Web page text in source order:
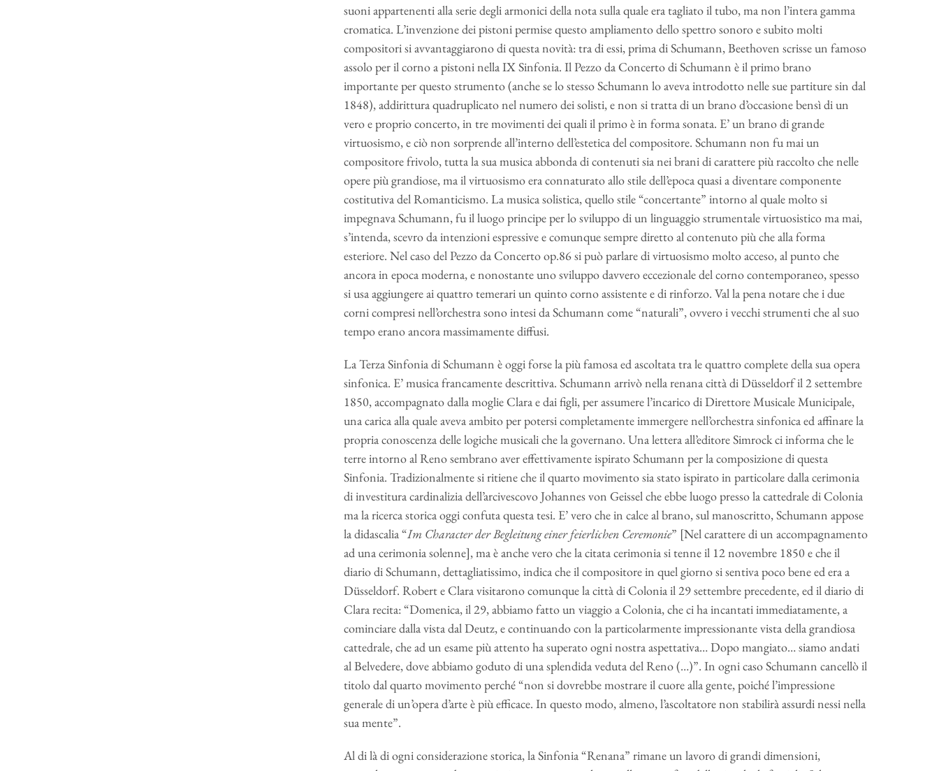
suoni appartenenti alla serie degli armonici della nota sulla quale era tagliato il tubo, ma non l’intera gamma
cromatica. L’invenzione dei pistoni permise questo ampliamento dello spettro sonoro e subito molti
compositori si avvantaggiarono di questa novità: tra di essi, prima di Schumann, Beethoven scrisse un famoso
assolo per il corno a pistoni nella IX Sinfonia. Il Pezzo da Concerto di Schumann è il primo brano
importante per questo strumento (anche se lo stesso Schumann lo aveva introdotto nelle sue partiture sin dal
1848), addirittura quadruplicato nel numero dei solisti, e non si tratta di un brano d’occasione bensì di un
vero e proprio concerto, in tre movimenti dei quali il primo è in forma sonata. E’ un brano di grande
virtuosismo, e ciò non sorprende all’interno dell’estetica del compositore. Schumann non fu mai un
compositore frivolo, tutta la sua musica abbonda di contenuti sia nei brani di carattere più raccolto che nelle
opere più grandiose, ma il virtuosismo era connaturato allo stile dell’epoca quasi a diventare componente
costitutiva del Romanticismo. La musica solistica, quello stile “concertante” intorno al quale molto si
impegnava Schumann, fu il luogo principe per lo sviluppo di un linguaggio strumentale virtuosistico ma mai,
s’intenda, scevro da intenzioni espressive e comunque sempre diretto al contenuto più che alla forma
esteriore. Nel caso del Pezzo da Concerto op.86 si può parlare di virtuosismo molto acceso, al punto che
ancora in epoca moderna, e nonostante uno sviluppo davvero eccezionale del corno contemporaneo, spesso
si usa aggiungere ai quattro temerari un quinto corno assistente e di rinforzo. Val la pena notare che i due
corni compresi nell’orchestra sono intesi da Schumann come “naturali”, ovvero i vecchi strumenti che al suo
tempo erano ancora massimamente diffusi.
La Terza Sinfonia di Schumann è oggi forse la più famosa ed ascoltata tra le quattro complete della sua opera
sinfonica. E’ musica francamente descrittiva. Schumann arrivò nella renana città di Düsseldorf il 2 settembre
1850, accompagnato dalla moglie Clara e dai figli, per assumere l’incarico di Direttore Musicale Municipale,
una carica alla quale aveva ambito per potersi completamente immergere nell’orchestra sinfonica ed affinare la
propria conoscenza delle logiche musicali che la governano. Una lettera all’editore Simrock ci informa che le
terre intorno al Reno sembrano aver effettivamente ispirato Schumann per la composizione di questa
Sinfonia. Tradizionalmente si ritiene che il quarto movimento sia stato ispirato in particolare dalla cerimonia
di investitura cardinalizia dell’arcivescovo Johannes von Geissel che ebbe luogo presso la cattedrale di Colonia
ma la ricerca storica oggi confuta questa tesi. E’ vero che in calce al brano, sul manoscritto, Schumann appose
la didascalia “Im Character der Begleitung einer feierlichen Ceremonie” [Nel carattere di un accompagnamento
ad una cerimonia solenne], ma è anche vero che la citata cerimonia si tenne il 12 novembre 1850 e che il
diario di Schumann, dettagliatissimo, indica che il compositore in quel giorno si sentiva poco bene ed era a
Düsseldorf. Robert e Clara visitarono comunque la città di Colonia il 29 settembre precedente, ed il diario di
Clara recita: “Domenica, il 29, abbiamo fatto un viaggio a Colonia, che ci ha incantati immediatamente, a
cominciare dalla vista dal Deutz, e continuando con la particolarmente impressionante vista della grandiosa
cattedrale, che ad un esame più attento ha superato ogni nostra aspettativa… Dopo mangiato… siamo andati
al Belvedere, dove abbiamo goduto di una splendida veduta del Reno (…)”. In ogni caso Schumann cancellò il
titolo dal quarto movimento perché “non si dovrebbe mostrare il cuore alla gente, poiché l’impressione
generale di un’opera d’arte è più efficace. In questo modo, almeno, l’ascoltatore non stabilirà assurdi nessi nella
sua mente”.
Al di là di ogni considerazione storica, la Sinfonia “Renana” rimane un lavoro di grandi dimensioni,